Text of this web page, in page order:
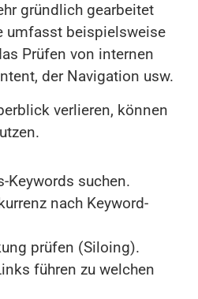
gründlich gearbeitet
umfasst beispielsweise
Prüfen von internen
der Navigation usw.
verlieren, können
Keywords suchen.
nach Keyword-
prüfen (Siloing).
führen zu welchen